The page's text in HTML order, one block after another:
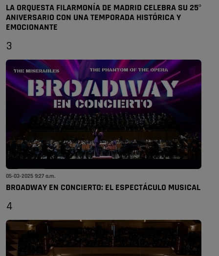
LA ORQUESTA FILARMONÍA DE MADRID CELEBRA SU 25º
ANIVERSARIO CON UNA TEMPORADA HISTÓRICA Y
EMOCIONANTE
3
05-03-2025 9:27 a.m.
BROADWAY EN CONCIERTO: EL ESPECTÁCULO MUSICAL
4